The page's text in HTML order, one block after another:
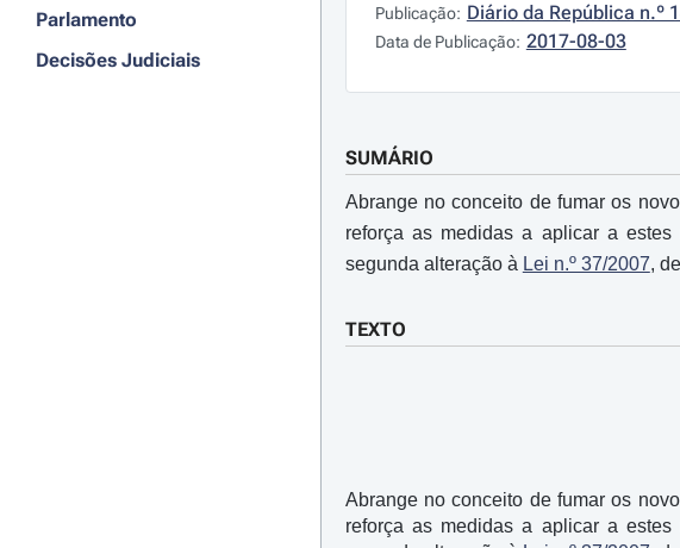
Parlamento
Decisões Judiciais
Publicação: Diário da República n.º
Data de Publicação: 2017-08-03
SUMÁRIO
Abrange no conceito de fumar os
reforça as medidas a aplicar a
segunda alteração à Lei n.º 37/2007,
TEXTO
Abrange no conceito de fumar os
reforça as medidas a aplicar a